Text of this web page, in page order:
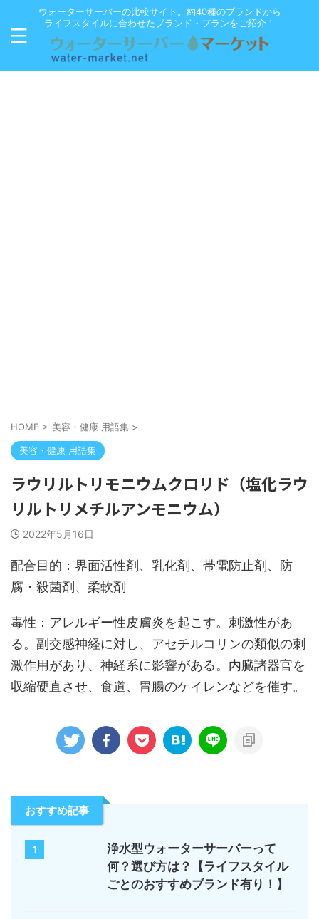
ウォーターサーバーの比較サイト。約40種のブランドから
ライフスタイルに合わせたブランド・プランをご紹介！
HOME > 美容・健康 用語集 >
美容・健康 用語集
ラウリルトリモニウムクロリド（塩化ラウ
リルトリメチルアンモニウム）
2022年5月16日
配合目的：界面活性剤、乳化剤、帯電防止剤、防
腐・殺菌剤、柔軟剤
毒性：アレルギー性皮膚炎を起こす。刺激性があ
る。副交感神経に対し、アセチルコリンの類似の刺
激作用があり、神経系に影響がある。内臓諸器官を
収縮硬直させ、食道、胃腸のケイレンなどを催す。
おすすめ記事
1
浄水型ウォーターサーバーって
何？選び方は？【ライフスタイル
ごとのおすすめブランド有り！】